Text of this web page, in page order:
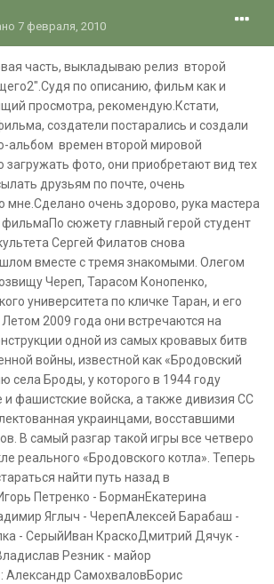
7 февраля, 2010
часть, выкладываю релиз второй
по описанию, фильм как и
просмотра, рекомендую.Кстати,
создатели постарались и создали
альбом времен второй мировой
фото, они приобретают вид тех
друзьям по почте, очень
мне.Сделано очень здорово, рука мастера
сюжету главный герой студент
Сергей Филатов снова
вместе с тремя знакомыми. Олегом
Череп, Тарасом Конопенко,
университета по кличке Таран, и его
2009 года они встречаются на
одной из самых кровавых битв
войны, известной как «Бродовский
села Броды, у которого в 1944 году
и фашистские войска, а также дивизия СС
украинцами, восставшими
В самый разгар такой игры все четверо
реального «Бродовского котла». Теперь
найти путь назад в
Петренко - БорманЕкатерина
Яглыч - ЧерепАлексей Барабаш -
- СерыйИван КраскоДмитрий Дячук -
Резник - майор
СамохваловБорис